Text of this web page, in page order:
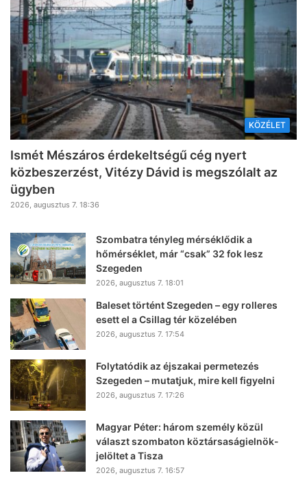
KÖZÉLET
Ismét Mészáros érdekeltségű cég nyert
közbeszerzést, Vitézy Dávid is megszólalt az
ügyben
2026, augusztus 7. 18:36
Szombatra tényleg mérséklődik a
hőmérséklet, már “csak” 32 fok lesz
Szegeden
2026, augusztus 7. 18:01
Baleset történt Szegeden – egy rolleres
esett el a Csillag tér közelében
2026, augusztus 7. 17:54
Folytatódik az éjszakai permetezés
Szegeden – mutatjuk, mire kell figyelni
2026, augusztus 7. 17:26
Magyar Péter: három személy közül
választ szombaton köztársaságielnök-
jelöltet a Tisza
2026, augusztus 7. 16:57